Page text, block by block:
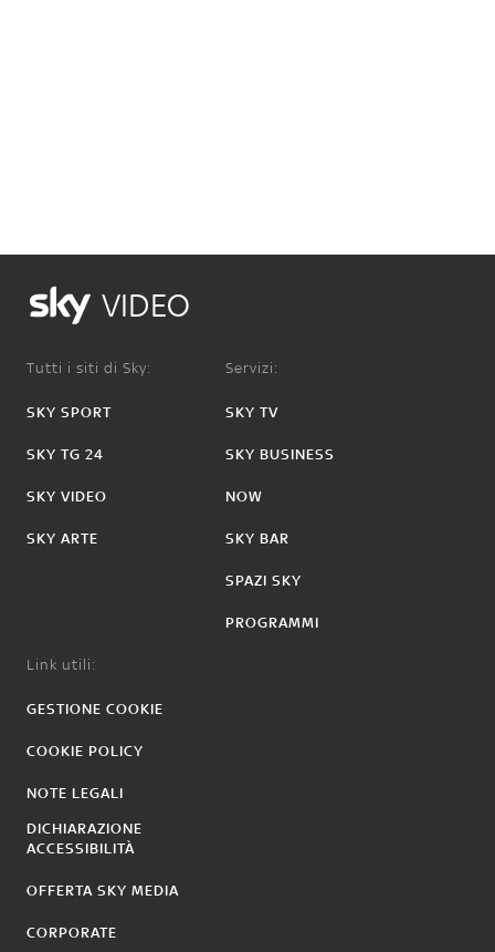
VIDEO
Tutti i siti di Sky:
SKY SPORT
SKY TG 24
SKY VIDEO
SKY ARTE
Servizi:
SKY TV
SKY BUSINESS
NOW
SKY BAR
SPAZI SKY
PROGRAMMI
Link utili:
GESTIONE COOKIE
COOKIE POLICY
NOTE LEGALI
DICHIARAZIONE
ACCESSIBILITÀ
OFFERTA SKY MEDIA
CORPORATE